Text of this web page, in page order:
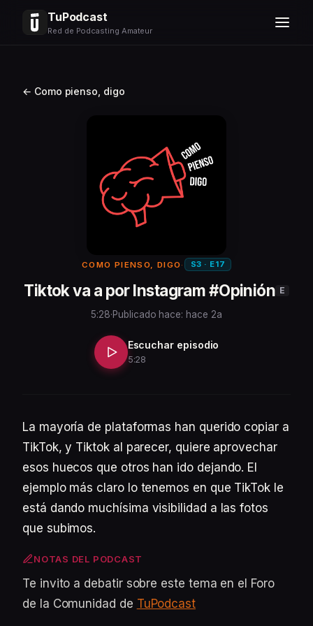
TuPodcast
Red de Podcasting Amateur
← Como pienso, digo
COMO PIENSO, DIGO · S3 · E17
Tiktok va a por Instagram #Opinión E
5:28·Publicado hace: hace 2a
Escuchar episodio
5:28
La mayoría de plataformas han querido copiar a
TikTok, y Tiktok al parecer, quiere aprovechar
esos huecos que otros han ido dejando. El
ejemplo más claro lo tenemos en que TikTok le
está dando muchísima visibilidad a las fotos
que subimos.
NOTAS DEL PODCAST
Te invito a debatir sobre este tema en el Foro
de la Comunidad de TuPodcast